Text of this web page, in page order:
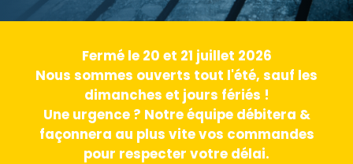
Fermé le 20 et 21 juillet 2026
Nous sommes ouverts tout l'été, sauf les
dimanches et jours fériés !
Une urgence ? Notre équipe débitera &
façonnera au plus vite vos commandes
pour respecter votre délai.